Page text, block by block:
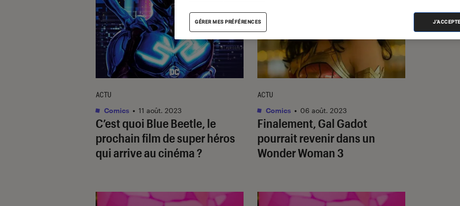
C’est quoi Blue Beetle, le
prochain film de super héros
qui arrive au cinéma ?
ACTU
Comics • 11 août. 2023
Finalement, Gal Gadot
pourrait revenir dans un
Wonder Woman 3
ACTU
Comics • 06 août. 2023
GÉRER MES PRÉFÉRENCES J'ACCEPTE